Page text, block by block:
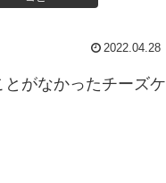
2022.04.28
がなかったチーズケ